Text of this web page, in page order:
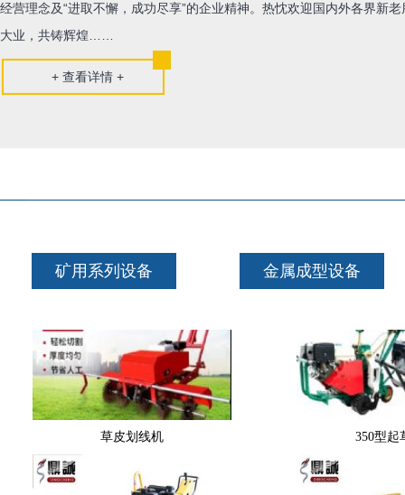
经营理念及“进取不懈，成功尽享”的企业精神。热忱欢迎国内外各界新
大业，共铸辉煌……
+ 查看详情 +
矿用系列设备 金属成型设备
草皮划线机